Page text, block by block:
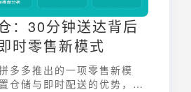
：30分钟送达背后
时零售新模式
多多推出的一项零售新模
仓储与即时配送的优势，致